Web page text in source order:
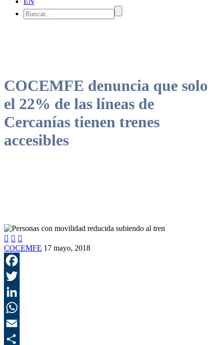
COCEMFE denuncia que solo
el 22% de las líneas de
Cercanías tienen trenes
accesibles
  
COCEMFE 17 mayo, 2018